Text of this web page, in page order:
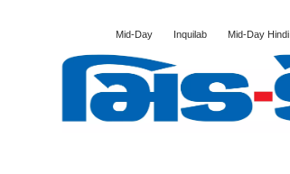
Mid-Day Inquilab Mid-Day Hindi